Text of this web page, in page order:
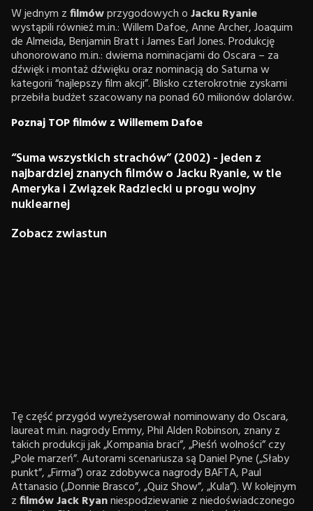
W jednym zfilmówprzygodowych oJacku Ryanie
wystąpili również m.in.: Willem Dafoe, Anne Archer, Joaquim
de Almeida, Benjamin Bratt i James Earl Jones. Produkcję
uhonorowano m.in.: dwiema nominacjami do Oscara – za
dźwięk i montaż dźwięku oraz nominacją do Saturna w
kategorii “najlepszy film akcji”. Blisko czterokrotnie zyskami
przebiła budżet szacowany na ponad 60 milionów dolarów.
Poznaj TOP filmów z Willemem Dafoe
“Suma wszystkich strachów” (2002) - jeden z
najbardziej znanych filmów o Jacku Ryanie, w tle
Ameryka i Związek Radziecki u progu wojny
nuklearnej
Zobacz zwiastun
Tę część przygód wyreżyserował nominowany do Oscara,
laureat m.in. nagrody Emmy, Phil Alden Robinson, znany z
takich produkcji jak „Kompania braci”, „Pieśń wolności” czy
„Pole marzeń”. Autorami scenariusza są Daniel Pyne („Słaby
punkt”, „Firma”) oraz zdobywca nagrody BAFTA, Paul
Attanasio („Donnie Brasco”, „Quiz Show”, „Kula”). W kolejnym
zfilmów Jack Ryanniespodziewanie z niedoświadczonego